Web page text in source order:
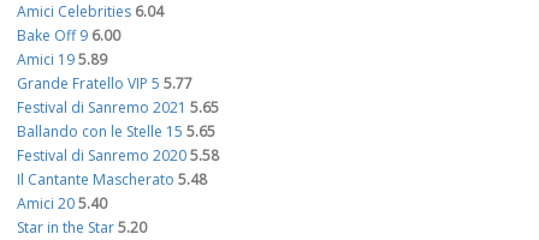
Amici Celebrities 6.04
Bake Off 9 6.00
Amici 195.89
Grande Fratello VIP 5 5.77
Festival di Sanremo 2021 5.65
Ballando con le Stelle 15 5.65
Festival di Sanremo 20205.58
Il Cantante Mascherato 5.48
Amici 205.40
Star in the Star5.20